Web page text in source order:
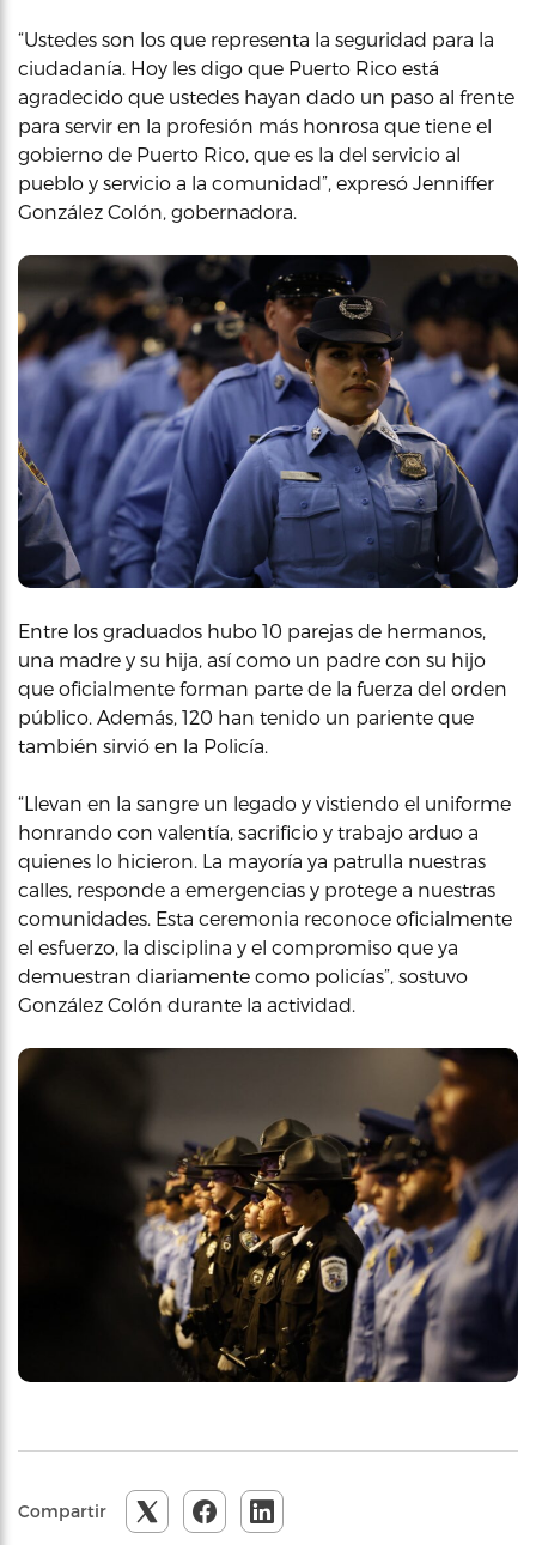
“Ustedes son los que representa la seguridad para la
ciudadanía. Hoy les digo que Puerto Rico está
agradecido que ustedes hayan dado un paso al frente
para servir en la profesión más honrosa que tiene el
gobierno de Puerto Rico, que es la del servicio al
pueblo y servicio a la comunidad”, expresó Jenniffer
González Colón, gobernadora.
Entre los graduados hubo 10 parejas de hermanos,
una madre y su hija, así como un padre con su hijo
que oficialmente forman parte de la fuerza del orden
público. Además, 120 han tenido un pariente que
también sirvió en la Policía.
“Llevan en la sangre un legado y vistiendo el uniforme
honrando con valentía, sacrificio y trabajo arduo a
quienes lo hicieron. La mayoría ya patrulla nuestras
calles, responde a emergencias y protege a nuestras
comunidades. Esta ceremonia reconoce oficialmente
el esfuerzo, la disciplina y el compromiso que ya
demuestran diariamente como policías”, sostuvo
González Colón durante la actividad.
Compartir